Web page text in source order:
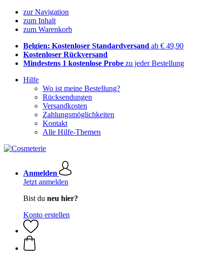
zur Navigation
zum Inhalt
zum Warenkorb
Belgien: Kostenloser Standardversand ab € 49,90
Kostenloser Rückversand
Mindestens 1 kostenlose Probe zu jeder Bestellung
Hilfe
Wo ist meine Bestellung?
Rücksendungen
Versandkosten
Zahlungsmöglichkeiten
Kontakt
Alle Hilfe-Themen
Anmelden
Jetzt anmelden
Bist du neu hier?
Konto erstellen